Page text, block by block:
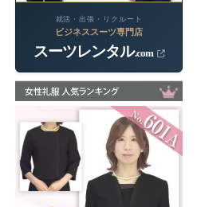
就活・出張・リクルート
ビジネススーツ専門店
スーツレンタル.com